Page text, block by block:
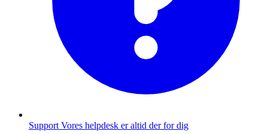
Support Vores helpdesk er altid der for dig